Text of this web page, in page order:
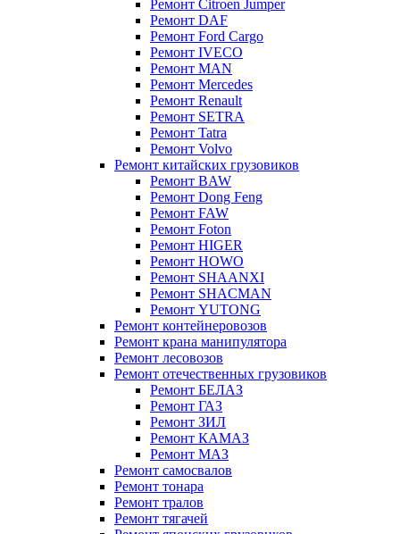
Ремонт Citroen Jumper
Ремонт DAF
Ремонт Ford Cargo
Ремонт IVECO
Ремонт MAN
Ремонт Mercedes
Ремонт Renault
Ремонт SETRA
Ремонт Tatra
Ремонт Volvo
Ремонт китайских грузовиков
Ремонт BAW
Ремонт Dong Feng
Ремонт FAW
Ремонт Foton
Ремонт HIGER
Ремонт HOWO
Ремонт SHAANXI
Ремонт SHACMAN
Ремонт YUTONG
Ремонт контейнеровозов
Ремонт крана манипулятора
Ремонт лесовозов
Ремонт отечественных грузовиков
Ремонт БЕЛАЗ
Ремонт ГАЗ
Ремонт ЗИЛ
Ремонт КАМАЗ
Ремонт МАЗ
Ремонт самосвалов
Ремонт тонара
Ремонт тралов
Ремонт тягачей